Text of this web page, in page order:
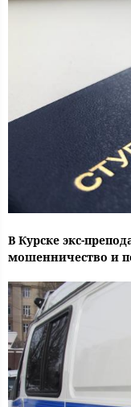
В Курске экс-
мошенничество и